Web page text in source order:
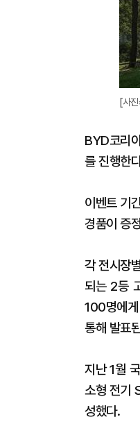
[사
BYD코리
를 진행한
이벤트 기
경품이 증
각 전시장
되는 2등
100명에
통해 발표
지난 1월
소형 전기
성했다.